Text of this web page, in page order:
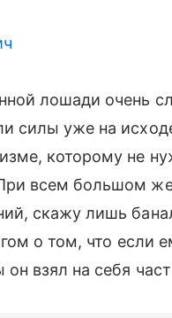
лошади очень
силы уже на
которому не
всем большом
скажу лишь
о том, что если
взял на себя